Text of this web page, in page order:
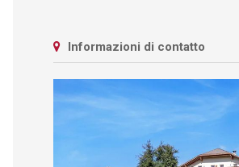
Informazioni di contatto